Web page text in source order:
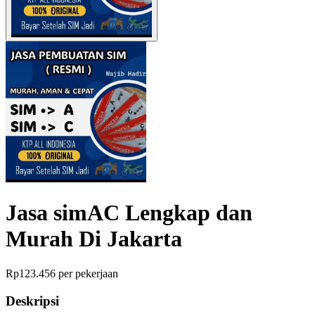
Jasa simAC Lengkap dan
Murah Di Jakarta
Rp123.456 per pekerjaan
Deskripsi